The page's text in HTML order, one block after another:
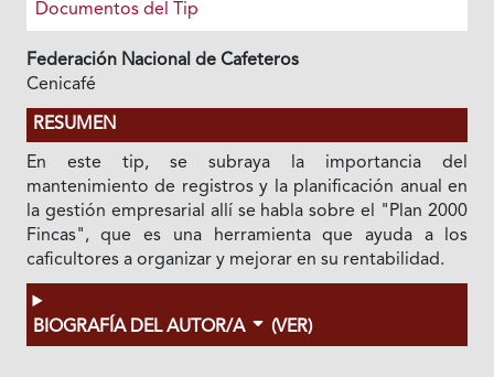
Documentos del Tip
Federación Nacional de Cafeteros
Cenicafé
RESUMEN
En este tip, se subraya la importancia del
mantenimiento de registros y la planificación anual en
la gestión empresarial allí se habla sobre el "Plan 2000
Fincas", que es una herramienta que ayuda a los
caficultores a organizar y mejorar en su rentabilidad.
BIOGRAFÍA DEL AUTOR/A (VER)